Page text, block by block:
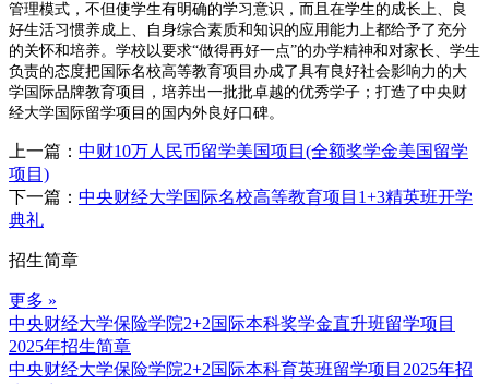
管理模式，不但使学生有明确的学习意识，而且在学生的成长上、良
好生活习惯养成上、自身综合素质和知识的应用能力上都给予了充分
的关怀和培养。学校以要求“做得再好一点”的办学精神和对家长、学生
负责的态度把国际名校高等教育项目办成了具有良好社会影响力的大
学国际品牌教育项目，培养出一批批卓越的优秀学子；打造了中央财
经大学国际留学项目的国内外良好口碑。
上一篇： 中财10万人民币留学美国项目(全额奖学金美国留学
项目)
下一篇： 中央财经大学国际名校高等教育项目1+3精英班开学
典礼
招生简章
更多 »
中央财经大学保险学院2+2国际本科奖学金直升班留学项目
2025年招生简章
中央财经大学保险学院2+2国际本科育英班留学项目2025年招